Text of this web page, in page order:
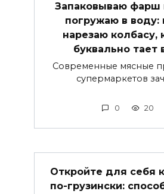
Запаковываю фарш
погружаю в воду:
нарезаю колбасу,
буквально тает
Современные мясные
супермаркетов
0 20
Откройте для себя
по-грузински: